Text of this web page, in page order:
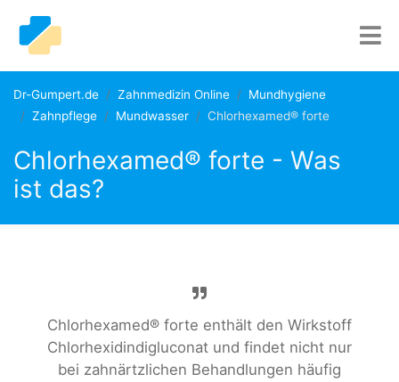
Dr-Gumpert.de Zahnmedizin Online
Mundhygiene
Zahnpflege
Mundwasser Chlorhexamed® forte
Chlorhexamed® forte - Was
ist das?
Chlorhexamed® forte enthält den Wirkstoff
Chlorhexidindigluconat und findet nicht nur
bei zahnärtzlichen Behandlungen häufig